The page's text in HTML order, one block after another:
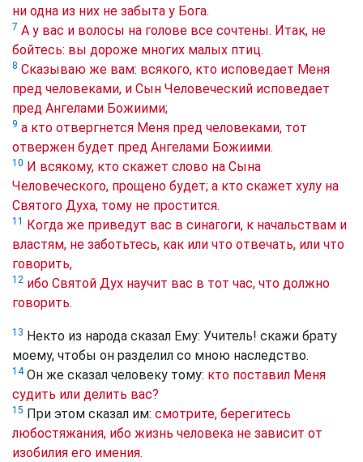
ни одна из них не забыта у Бога.
7 А у вас и волосы на голове все сочтены. Итак, не
бойтесь: вы дороже многих малых птиц.
8 Сказываю же вам: всякого, кто исповедает Меня
пред человеками, и Сын Человеческий исповедает
пред Ангелами Божиими;
9 а кто отвергнется Меня пред человеками, тот
отвержен будет пред Ангелами Божиими.
10 И всякому, кто скажет слово на Сына
Человеческого, прощено будет; а кто скажет хулу на
Святого Духа, тому не простится.
11 Когда же приведут вас в синагоги, к начальствам и
властям, не заботьтесь, как или что отвечать, или что
говорить,
12 ибо Святой Дух научит вас в тот час, что должно
говорить.
13 Некто из народа сказал Ему: Учитель! скажи брату
моему, чтобы он разделил со мною наследство.
14Он же сказал человеку тому: кто поставил Меня
судить или делить вас?
15 При этом сказал им: смотрите, берегитесь
любостяжания, ибо жизнь человека не зависит от
изобилия его имения.